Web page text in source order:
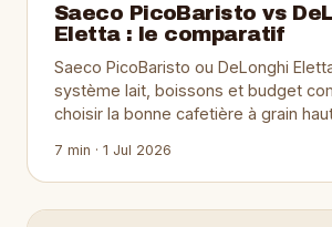
Saeco PicoBaristo vs
Eletta : le comparatif
Saeco PicoBaristo ou DeLonghi
système lait, boissons et budget
choisir la bonne cafetière à grain
7 min · 1 Jul 2026